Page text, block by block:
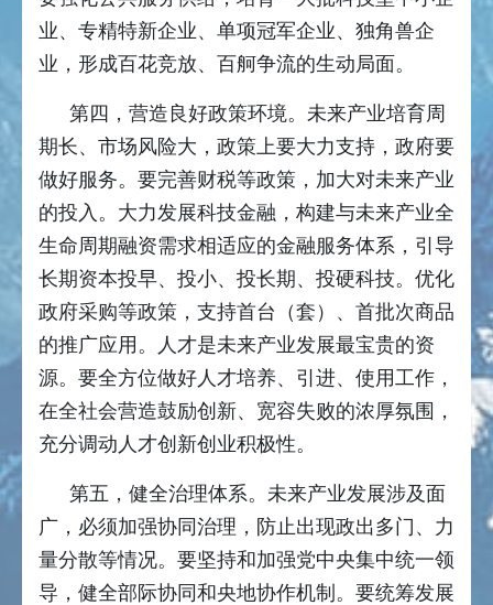
业、专精特新企业、单项冠军企业、独角兽企
业，形成百花竞放、百舸争流的生动局面。
第四，营造良好政策环境。未来产业培育周
期长、市场风险大，政策上要大力支持，政府要
做好服务。要完善财税等政策，加大对未来产业
的投入。大力发展科技金融，构建与未来产业全
生命周期融资需求相适应的金融服务体系，引导
长期资本投早、投小、投长期、投硬科技。优化
政府采购等政策，支持首台（套）、首批次商品
的推广应用。人才是未来产业发展最宝贵的资
源。要全方位做好人才培养、引进、使用工作，
在全社会营造鼓励创新、宽容失败的浓厚氛围，
充分调动人才创新创业积极性。
第五，健全治理体系。未来产业发展涉及面
广，必须加强协同治理，防止出现政出多门、力
量分散等情况。要坚持和加强党中央集中统一领
导，健全部际协同和央地协作机制。要统筹发展